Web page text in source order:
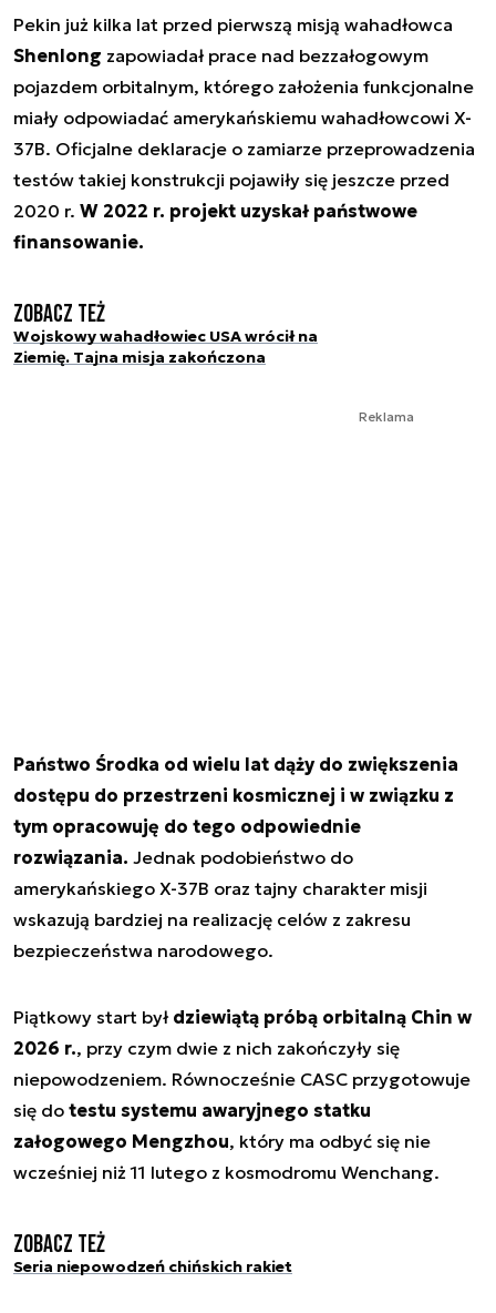
Pekin już kilka lat przed pierwszą misją wahadłowca
Shenlong zapowiadał prace nad bezzałogowym
pojazdem orbitalnym, którego założenia funkcjonalne
miały odpowiadać amerykańskiemu wahadłowcowi X-
37B. Oficjalne deklaracje o zamiarze przeprowadzenia
testów takiej konstrukcji pojawiły się jeszcze przed
2020 r. W 2022 r. projekt uzyskał państwowe
finansowanie.
Zobacz też
Wojskowy wahadłowiec USA wrócił na
Ziemię. Tajna misja zakończona
Reklama
Państwo Środka od wielu lat dąży do zwiększenia
dostępu do przestrzeni kosmicznej i w związku z
tym opracowuję do tego odpowiednie
rozwiązania. Jednak podobieństwo do
amerykańskiego X-37B oraz tajny charakter misji
wskazują bardziej na realizację celów z zakresu
bezpieczeństwa narodowego.
Piątkowy start był dziewiątą próbą orbitalną Chin w
2026 r., przy czym dwie z nich zakończyły się
niepowodzeniem. Równocześnie CASC przygotowuje
się do testu systemu awaryjnego statku
załogowego Mengzhou, który ma odbyć się nie
wcześniej niż 11 lutego z kosmodromu Wenchang.
Zobacz też
Seria niepowodzeń chińskich rakiet